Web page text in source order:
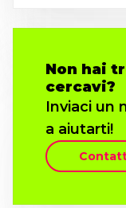
Non hai
cercavi?
Inviaci un
a aiutarti!